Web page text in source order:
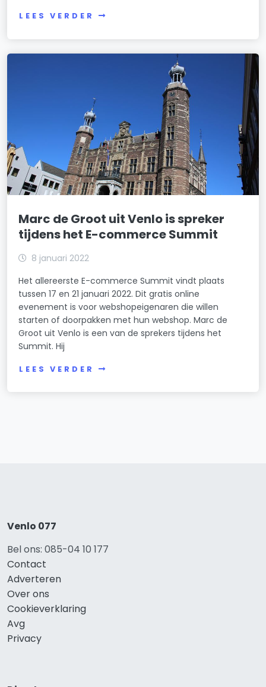
LEES VERDER
Marc de Groot uit Venlo is spreker
tijdens het E-commerce Summit
8 januari 2022
Het allereerste E-commerce Summit vindt plaats
tussen 17 en 21 januari 2022. Dit gratis online
evenement is voor webshopeigenaren die willen
starten of doorpakken met hun webshop. Marc de
Groot uit Venlo is een van de sprekers tijdens het
Summit. Hij
LEES VERDER
Venlo 077
Bel ons: 085-04 10 177
Contact
Adverteren
Over ons
Cookieverklaring
Avg
Privacy